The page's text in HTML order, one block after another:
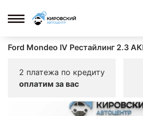
Ford Mondeo IV Рестайлинг 2.3
2 платежа по кредиту
оплатим за вас